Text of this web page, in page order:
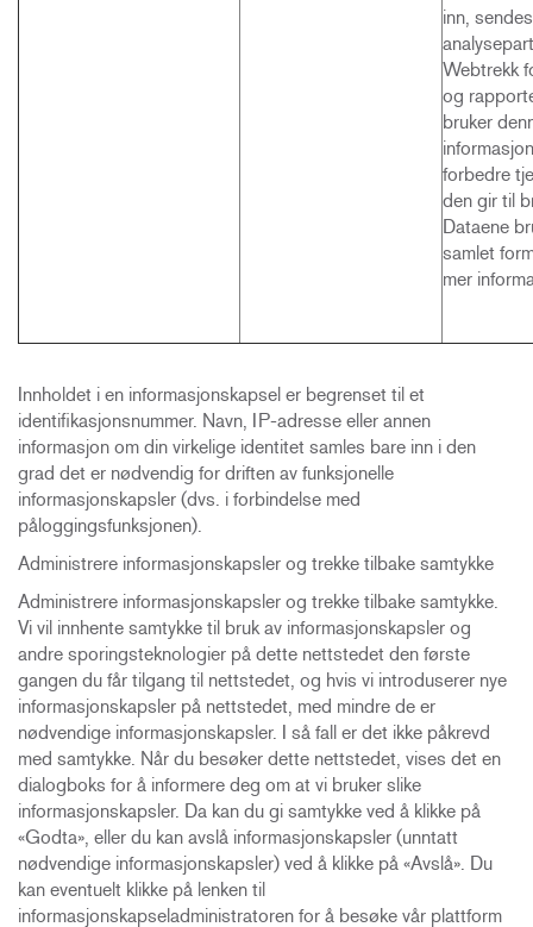
inn,
Webtrekk
og
bruker
forbedre
den gir til
Dataene
samlet
mer
Innholdet i en informasjonskapsel er begrenset til et
identifikasjonsnummer. Navn, IP-adresse eller annen
informasjon om din virkelige identitet samles bare inn i den
grad det er nødvendig for driften av funksjonelle
informasjonskapsler (dvs. i forbindelse med
påloggingsfunksjonen).
Administrere informasjonskapsler og trekke tilbake samtykke
Administrere informasjonskapsler og trekke tilbake samtykke.
Vi vil innhente samtykke til bruk av informasjonskapsler og
andre sporingsteknologier på dette nettstedet den første
gangen du får tilgang til nettstedet, og hvis vi introduserer nye
informasjonskapsler på nettstedet, med mindre de er
nødvendige informasjonskapsler. I så fall er det ikke påkrevd
med samtykke. Når du besøker dette nettstedet, vises det en
dialogboks for å informere deg om at vi bruker slike
informasjonskapsler. Da kan du gi samtykke ved å klikke på
«Godta», eller du kan avslå informasjonskapsler (unntatt
nødvendige informasjonskapsler) ved å klikke på «Avslå». Du
kan eventuelt klikke på lenken til
informasjonskapseladministratoren for å besøke vår plattform